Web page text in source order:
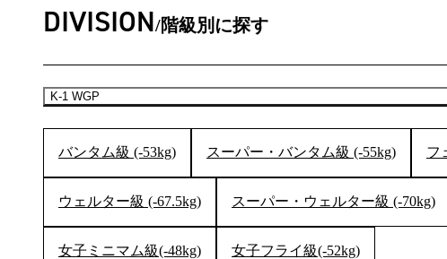
DIVISION 階級別に探す
K-1 WGP
バンタム級 (-53kg) スーパー・バンタム級 (-55kg) フ
ウェルター級 (-67.5kg) スーパー・ウェルター級 (-70kg)
女子ミニマム級(-48kg) 女子フライ級(-52kg)